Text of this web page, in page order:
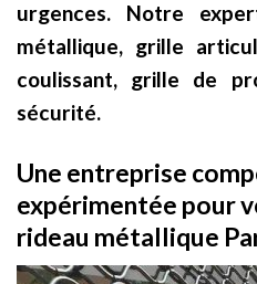
urgences. Notre
métallique, grille
coulissant, grille de
sécurité.
Une entreprise
expérimentée pour
rideau métallique